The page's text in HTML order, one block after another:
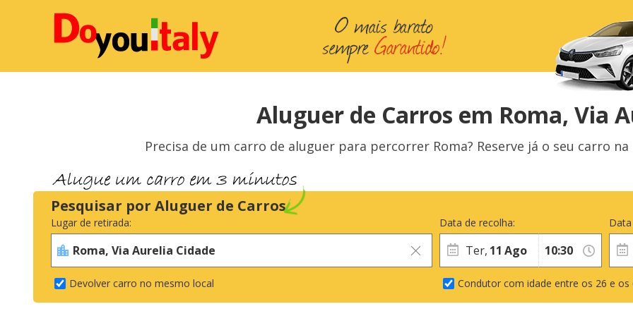
Aluguer de Carros em Roma, Via
Precisa de um carro de aluguer para percorrer Roma? Reserve já o seu carro
Pesquisar por Aluguer de Carros
Lugar de retirada:
Devolver carro no mesmo local
Data de recolha:
Ter, 11 Ago
Condutor com idade entre os 26 e os